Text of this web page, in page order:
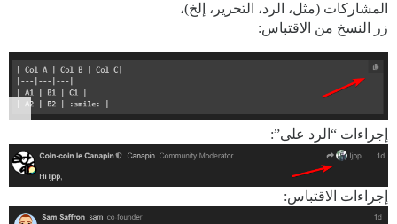
المشاركات (مثل، الرد، التحرير، إلخ)،
زر النسخ من الاقتباس:
إجراءات “الرد على”:
إجراءات الاقتباس: